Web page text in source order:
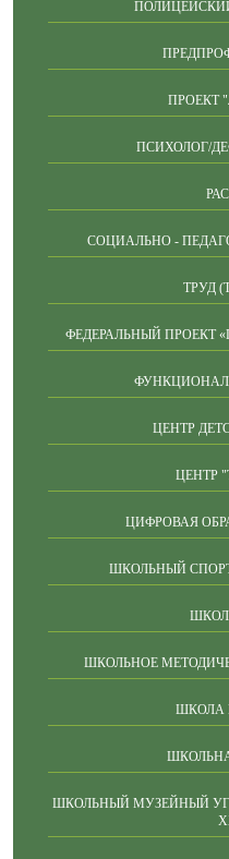
ПРОЕКТ
ПСИХОЛОГ/
СОЦИАЛЬНО -
ТРУД
ФЕДЕРАЛЬНЫЙ ПРОЕКТ
ЦЕНТР
ЦЕНТР
ЦИФРОВАЯ
ШКОЛЬНЫЙ
ШКОЛЬНОЕ
ШКОЛА
ШКОЛЬНЫЙ МУЗЕЙНЫЙ